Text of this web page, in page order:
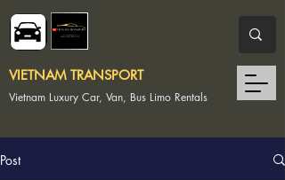
Vietnam Luxury Car, Van, Bus Limo Rentals
VIETNAM TRANSPORT
Post